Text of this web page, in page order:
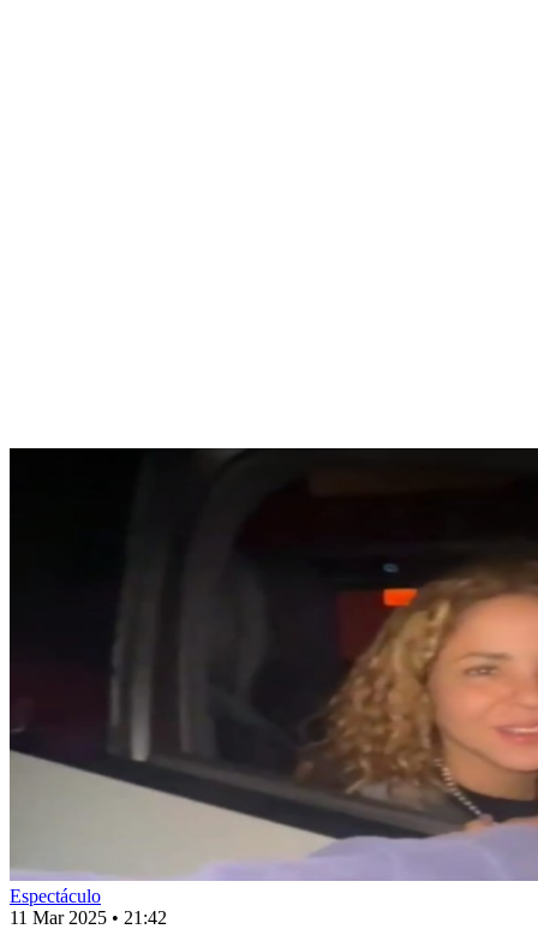
Espectáculo
11 Mar 2025 • 21:42